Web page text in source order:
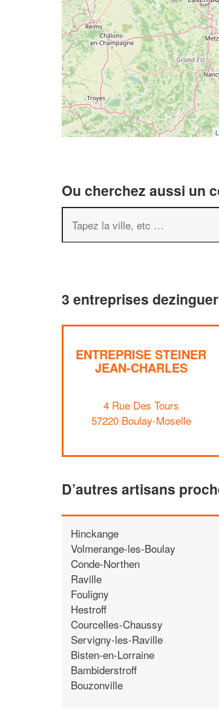
Ou cherchez aussi un
3 entreprises
ENTREPRISE STEINER
JEAN-CHARLES
4 Rue Des Tours
57220 Boulay-Moselle
D’autres artisans
Hinckange
Volmerange-les-Boulay
Conde-Northen
Raville
Fouligny
Hestroff
Courcelles-Chaussy
Servigny-les-Raville
Bisten-en-Lorraine
Bambiderstroff
Bouzonville